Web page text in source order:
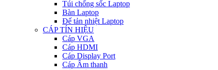
Túi chống sốc Laptop
Bàn Laptop
Đế tản nhiệt Laptop
CÁP TÍN HIỆU
Cáp VGA
Cáp HDMI
Cáp Display Port
Cáp Âm thanh